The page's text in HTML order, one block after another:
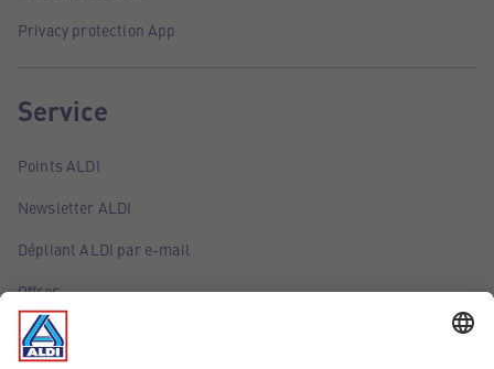
Privacy protection App
Service
Points ALDI
Newsletter ALDI
Dépliant ALDI par e-mail
Offres
Infos essentielles